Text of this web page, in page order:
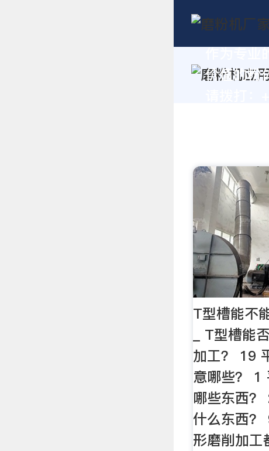
价值的粉
T型槽能不
_ T型槽能
加工？ 19
意哪些？ 1
哪些东西
什么东西
形磨削加工